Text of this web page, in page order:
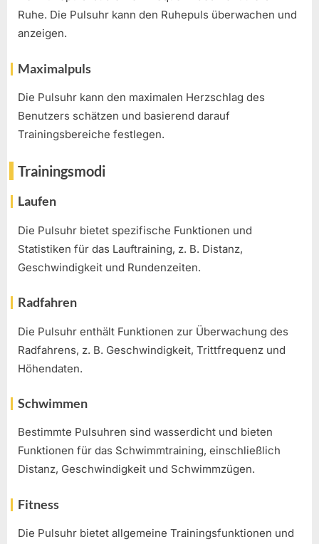
Ruhe. Die Pulsuhr kann den Ruhepuls überwachen und
anzeigen.
Maximalpuls
Die Pulsuhr kann den maximalen Herzschlag des
Benutzers schätzen und basierend darauf
Trainingsbereiche festlegen.
Trainingsmodi
Laufen
Die Pulsuhr bietet spezifische Funktionen und
Statistiken für das Lauftraining, z. B. Distanz,
Geschwindigkeit und Rundenzeiten.
Radfahren
Die Pulsuhr enthält Funktionen zur Überwachung des
Radfahrens, z. B. Geschwindigkeit, Trittfrequenz und
Höhendaten.
Schwimmen
Bestimmte Pulsuhren sind wasserdicht und bieten
Funktionen für das Schwimmtraining, einschließlich
Distanz, Geschwindigkeit und Schwimmzügen.
Fitness
Die Pulsuhr bietet allgemeine Trainingsfunktionen und